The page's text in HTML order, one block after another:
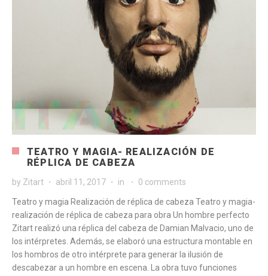
TEATRO Y MAGIA- REALIZACIÓN DE
RÉPLICA DE CABEZA
by Zitart abril 11, 2017 in 0 comments
Teatro y magia Realización de réplica de cabeza Teatro y magia-
realización de réplica de cabeza para obra Un hombre perfecto
Zitart realizó una réplica del cabeza de Damian Malvacio, uno de
los intérpretes. Además, se elaboró una estructura montable en
los hombros de otro intérprete para generar la ilusión de
descabezar a un hombre en escena. La obra tuvo funciones